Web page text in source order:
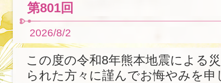
第801回
2026/8/2
この度の令和8年熊本地震による
られた方々に謹んでお悔やみを